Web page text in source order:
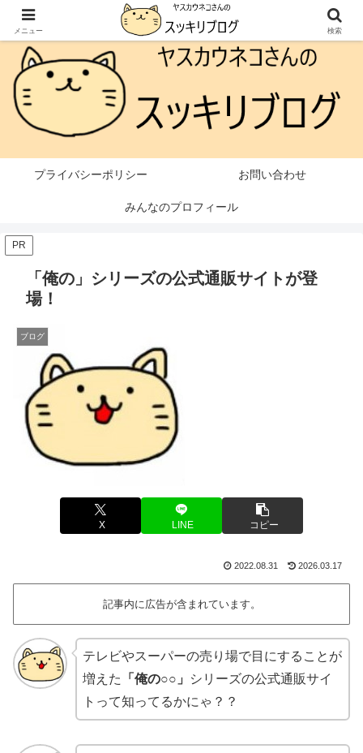
本ページはプロモーションが含まれています
プライバシーポリシー お問い合わせ
みんなのプロフィール
PR
「俺の」シリーズの公式通販サイトが登
場！
ブログ
X LINE コピー
2022.08.31 2026.03.17
記事内に広告が含まれています。
テレビやスーパーの売り場で目にすることが
増えた 「俺の○○」
シリーズの公式通販サイ
トって知ってるかにゃ？？
メニュー 検索